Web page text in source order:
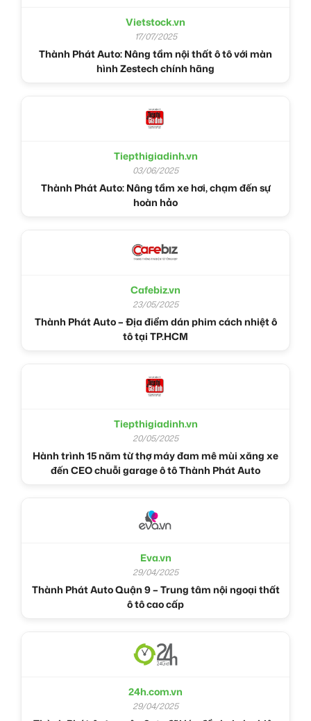
Vietstock.vn
17/07/2025
Thành Phát Auto: Nâng tầm nội thất ô tô với màn
hình Zestech chính hãng
Tiepthigiadinh.vn
03/06/2025
Thành Phát Auto: Nâng tầm xe hơi, chạm đến sự
hoàn hảo
Cafebiz.vn
23/05/2025
Thành Phát Auto – Địa điểm dán phim cách nhiệt ô
tô tại TP.HCM
Tiepthigiadinh.vn
20/05/2025
Hành trình 15 năm từ thợ máy đam mê mùi xăng xe
đến CEO chuỗi garage ô tô Thành Phát Auto
Eva.vn
29/04/2025
Thành Phát Auto Quận 9 – Trung tâm nội ngoại thất
ô tô cao cấp
24h.com.vn
29/04/2025